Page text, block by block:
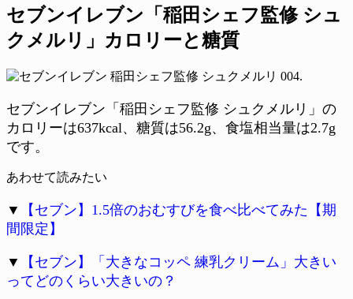
セブンイレブン「稲田シェフ監修 シュ
クメルリ」カロリーと糖質
セブンイレブン「稲田シェフ監修 シュクメルリ」の
カロリーは637kcal、糖質は56.2g、食塩相当量は2.7g
です。
あわせて読みたい
▼
【セブン】1.5倍のおむすびを食べ比べてみた【期
間限定】
▼
【セブン】「大きなコッペ 練乳クリーム」大きい
ってどのくらい大きいの？